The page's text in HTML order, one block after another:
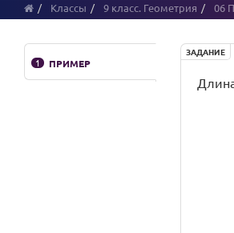
Классы 9 класс. Геометрия 06
1 ПРИМЕР
ЗАДАНИЕ